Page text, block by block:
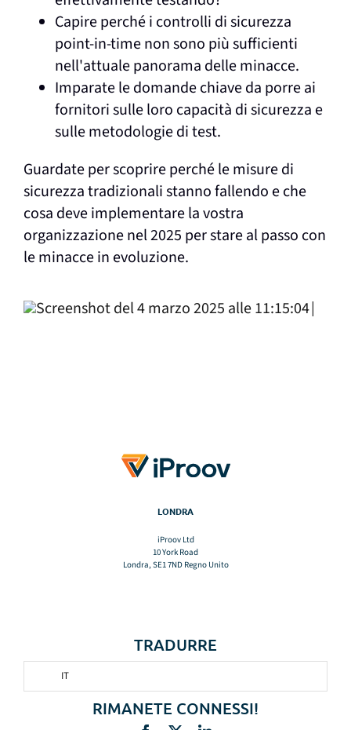
Capire perché i controlli di sicurezza
point-in-time non sono più sufficienti
nell'attuale panorama delle minacce.
Imparate le domande chiave da porre ai
fornitori sulle loro capacità di sicurezza e
sulle metodologie di test.
Guardate per scoprire perché le misure di
sicurezza tradizionali stanno fallendo e che
cosa deve implementare la vostra
organizzazione nel 2025 per stare al passo con
le minacce in evoluzione.
LONDRA
iProov Ltd
10 York Road
Londra, SE1 7ND Regno Unito
TRADURRE
IT
RIMANETE CONNESSI!